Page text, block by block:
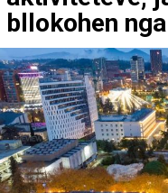
bllokohen